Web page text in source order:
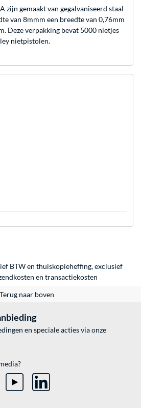
zijn gemaakt van gegalvaniseerd staal
van 8mmm een breedte van 0,76mm
Deze verpakking bevat 5000 nietjes
nietpistolen.
BTW en thuiskopieheffing, exclusief
en transactiekosten
Terug naar boven
en speciale acties via onze